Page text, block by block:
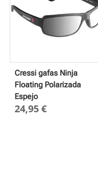
Cressi gafas Ninja
Floating Polarizada
Espejo
24,95€